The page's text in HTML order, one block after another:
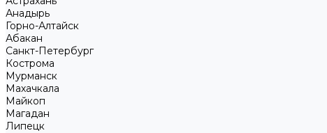
Анадырь
Горно-Алтайск
Абакан
Санкт-Петербург
Кострома
Мурманск
Махачкала
Майкоп
Магадан
Липецк